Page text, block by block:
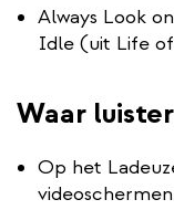
Always Look
Idle (uit Life
Waar
Op het